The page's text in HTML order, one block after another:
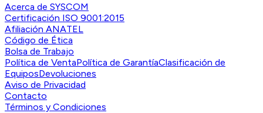
Acerca de SYSCOM
Certificación ISO 9001:2015
Afiliación ANATEL
Código de Ética
Bolsa de Trabajo
Política de VentaPolítica de GarantíaClasificación de
EquiposDevoluciones
Aviso de Privacidad
Contacto
Términos y Condiciones